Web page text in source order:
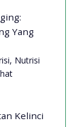
Yang
Nutrisi
Kelinci